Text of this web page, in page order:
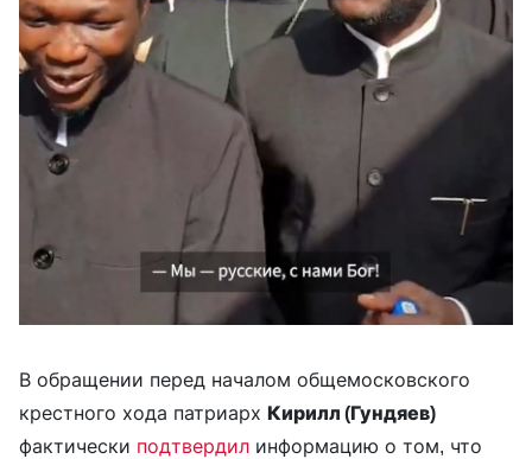
В обращении перед началом общемосковского
крестного хода патриарх Кирилл (Гундяев)
фактически подтвердил информацию о том, что